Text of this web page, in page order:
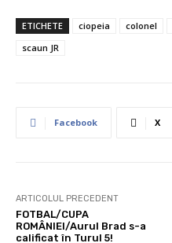
ETICHETE ciopeia colonel
scaun JR
Facebook X
ARTICOLUL PRECEDENT
FOTBAL/CUPA
ROMÂNIEI/Aurul Brad s-a
calificat în Turul 5!